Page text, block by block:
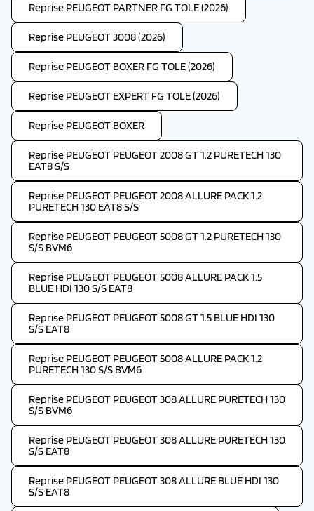
Reprise PEUGEOT PARTNER FG TOLE (2026)
Reprise PEUGEOT 3008 (2026)
Reprise PEUGEOT BOXER FG TOLE (2026)
Reprise PEUGEOT EXPERT FG TOLE (2026)
Reprise PEUGEOT BOXER
Reprise PEUGEOT PEUGEOT 2008 GT 1.2 PURETECH 130
EAT8 S/S
Reprise PEUGEOT PEUGEOT 2008 ALLURE PACK 1.2
PURETECH 130 EAT8 S/S
Reprise PEUGEOT PEUGEOT 5008 GT 1.2 PURETECH 130
S/S BVM6
Reprise PEUGEOT PEUGEOT 5008 ALLURE PACK 1.5
BLUE HDI 130 S/S EAT8
Reprise PEUGEOT PEUGEOT 5008 GT 1.5 BLUE HDI 130
S/S EAT8
Reprise PEUGEOT PEUGEOT 5008 ALLURE PACK 1.2
PURETECH 130 S/S BVM6
Reprise PEUGEOT PEUGEOT 308 ALLURE PURETECH 130
S/S BVM6
Reprise PEUGEOT PEUGEOT 308 ALLURE PURETECH 130
S/S EAT8
Reprise PEUGEOT PEUGEOT 308 ALLURE BLUE HDI 130
S/S EAT8